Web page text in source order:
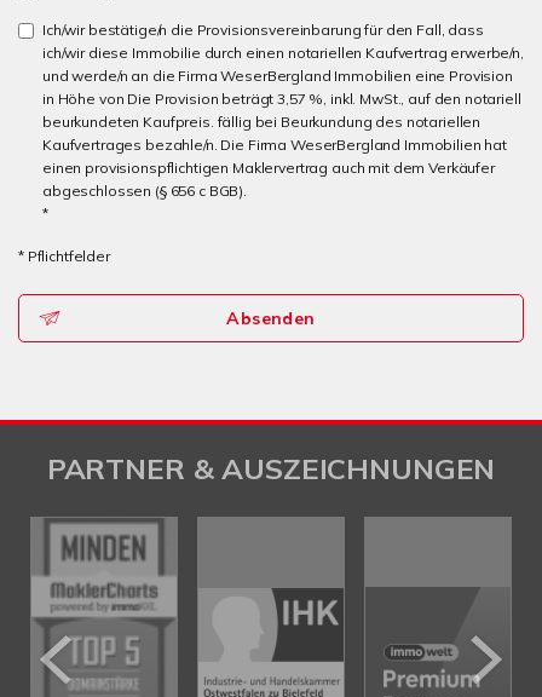
Ich/wir bestätige/n die Provisionsvereinbarung für den Fall, dass
ich/wir diese Immobilie durch einen notariellen Kaufvertrag erwerbe/n,
und werde/n an die Firma WeserBergland Immobilien eine Provision
in Höhe von Die Provision beträgt 3,57 %, inkl. MwSt., auf den notariell
beurkundeten Kaufpreis. fällig bei Beurkundung des notariellen
Kaufvertrages bezahle/n. Die Firma WeserBergland Immobilien hat
einen provisionspflichtigen Maklervertrag auch mit dem Verkäufer
abgeschlossen (§ 656 c BGB).
*
* Pflichtfelder
Absenden
PARTNER & AUSZEICHNUNGEN